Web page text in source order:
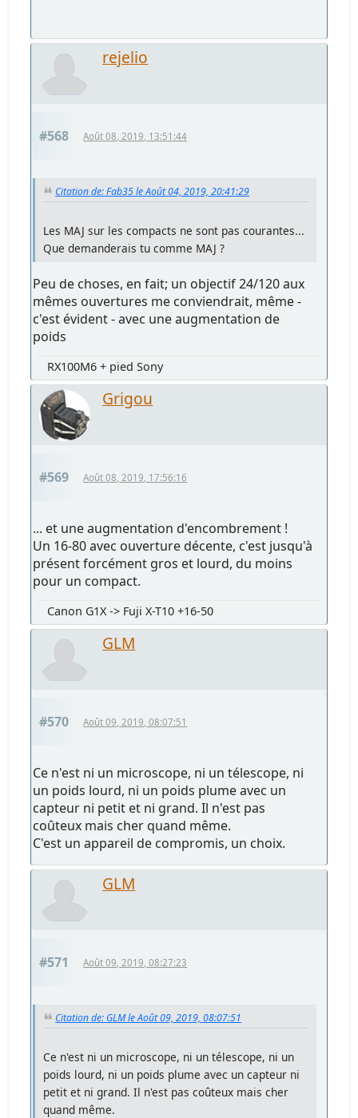
rejelio
#568 Août 08, 2019, 13:51:44
Citation de: Fab35 le Août 04, 2019, 20:41:29
Les MAJ sur les compacts ne sont pas courantes...
Que demanderais tu comme MAJ ?
Peu de choses, en fait; un objectif 24/120 aux
mêmes ouvertures me conviendrait, même -
c'est évident - avec une augmentation de
poids
RX100M6 + pied Sony
Grigou
#569 Août 08, 2019, 17:56:16
... et une augmentation d'encombrement !
Un 16-80 avec ouverture décente, c'est jusqu'à
présent forcément gros et lourd, du moins
pour un compact.
Canon G1X -> Fuji X-T10 +16-50
GLM
#570 Août 09, 2019, 08:07:51
Ce n'est ni un microscope, ni un télescope, ni
un poids lourd, ni un poids plume avec un
capteur ni petit et ni grand. Il n'est pas
coûteux mais cher quand même.
C'est un appareil de compromis, un choix.
GLM
#571 Août 09, 2019, 08:27:23
Citation de: GLM le Août 09, 2019, 08:07:51
Ce n'est ni un microscope, ni un télescope, ni un
poids lourd, ni un poids plume avec un capteur ni
petit et ni grand. Il n'est pas coûteux mais cher
quand même.